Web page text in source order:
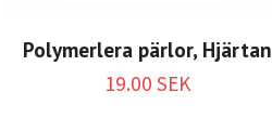
Polymerlera pärlor, Hjärtan
19.00 SEK